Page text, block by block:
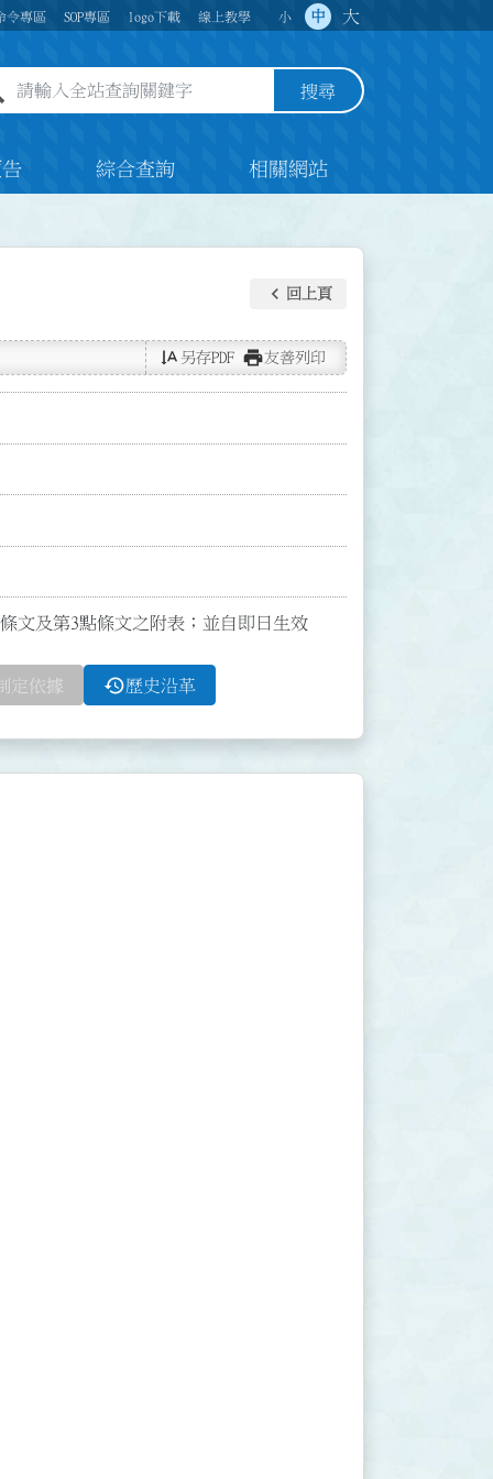
令專區 SOP專區 logo下載 線上教學 小 中 大
全站查詢關鍵字欄位 搜尋
綜合查詢 相關網站
keyboard_arrow_left 回上頁
text_rotate_vertical 另存PDF print友善列印
文及第3點條文之附表；並自即日生效
定依據 history歷史沿革